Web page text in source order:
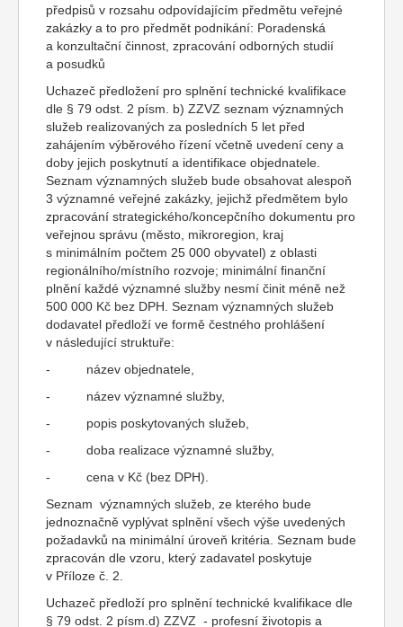
předpisů v rozsahu odpovídajícím předmětu veřejné
zakázky a to pro předmět podnikání: Poradenská
a konzultační činnost, zpracování odborných studií
a posudků
Uchazeč předložení pro splnění technické kvalifikace
dle § 79 odst. 2 písm. b) ZZVZ seznam významných
služeb realizovaných za posledních 5 let před
zahájením výběrového řízení včetně uvedení ceny a
doby jejich poskytnutí a identifikace objednatele.
Seznam významných služeb bude obsahovat alespoň
3 významné veřejné zakázky, jejichž předmětem bylo
zpracování strategického/koncepčního dokumentu pro
veřejnou správu (město, mikroregion, kraj
s minimálním počtem 25 000 obyvatel) z oblasti
regionálního/místního rozvoje; minimální finanční
plnění každé významné služby nesmí činit méně než
500 000 Kč bez DPH. Seznam významných služeb
dodavatel předloží ve formě čestného prohlášení
v následující struktuře:
- název objednatele,
- název významné služby,
- popis poskytovaných služeb,
- doba realizace významné služby,
- cena v Kč (bez DPH).
Seznam významných služeb, ze kterého bude
jednoznačně vyplývat splnění všech výše uvedených
požadavků na minimální úroveň kritéria. Seznam bude
zpracován dle vzoru, který zadavatel poskytuje
v Příloze č. 2.
Uchazeč předloží pro splnění technické kvalifikace dle
§ 79 odst. 2 písm.d) ZZVZ - profesní životopis a